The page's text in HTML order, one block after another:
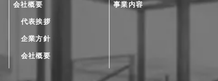
会社概要
代表挨拶
企業方針
会社概要
事業内容